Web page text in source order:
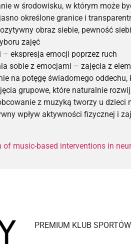
w środowisku, w którym może
określone granice i
obraz siebie, pewność
zajęć
ekspresja emocji poprzez ruch
sobie z emocjami – zajęcia z
na potęgę świadomego
grupowe, które naturalnie
z muzyką tworzy u dzieci
wpływ aktywności fizycznej i
music-based interventions in
PREMIUM KLUB